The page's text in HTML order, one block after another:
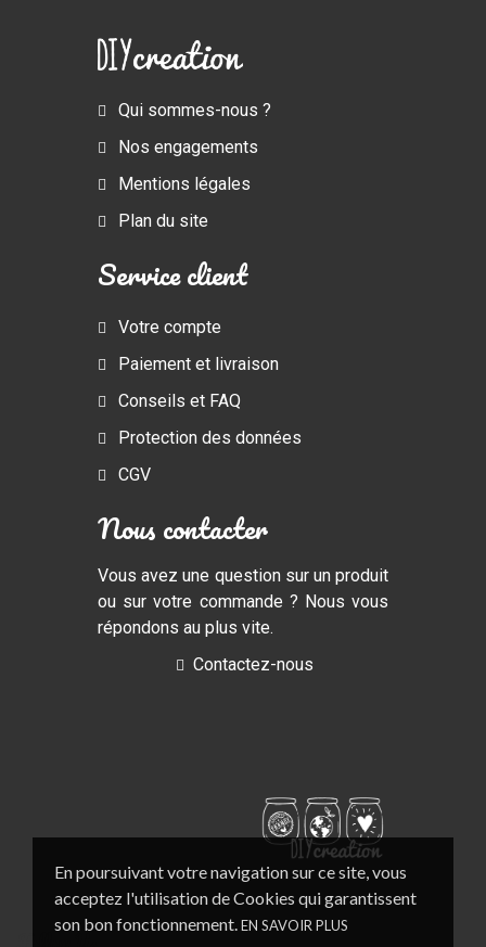
En poursuivant votre navigation sur ce site, vous
acceptez l'utilisation de Cookies qui garantissent
son bon fonctionnement.EN SAVOIR PLUS
Qui sommes-nous ?
Nos engagements
Mentions légales
Plan du site
Service client
Votre compte
Paiement et livraison
Conseils et FAQ
Protection des données
CGV
Nous contacter
Vous avez une question sur un produit
ou sur votre commande ? Nous vous
répondons au plus vite.
Contactez-nous